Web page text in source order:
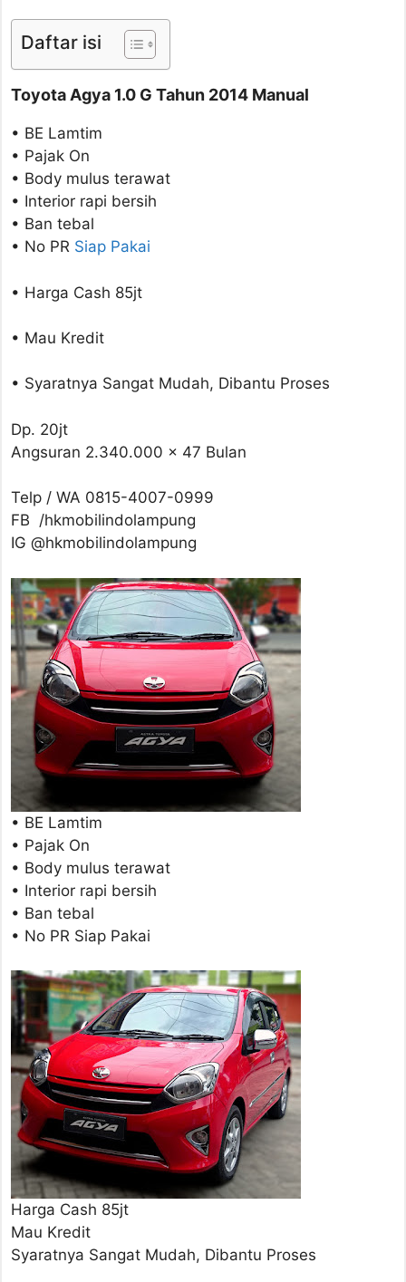
Daftar isi
Toyota Agya 1.0 G Tahun 2014 Manual
• BE Lamtim
• Pajak On
• Body mulus terawat
• Interior rapi bersih
• Ban tebal
• No PR Siap Pakai
• Harga Cash 85jt
• Mau Kredit
• Syaratnya Sangat Mudah, Dibantu Proses
Dp. 20jt
Angsuran 2.340.000 x 47 Bulan
Telp / WA 0815-4007-0999
FB /hkmobilindolampung
IG @hkmobilindolampung
• BE Lamtim
• Pajak On
• Body mulus terawat
• Interior rapi bersih
• Ban tebal
• No PR Siap Pakai
Harga Cash 85jt
Mau Kredit
Syaratnya Sangat Mudah, Dibantu Proses